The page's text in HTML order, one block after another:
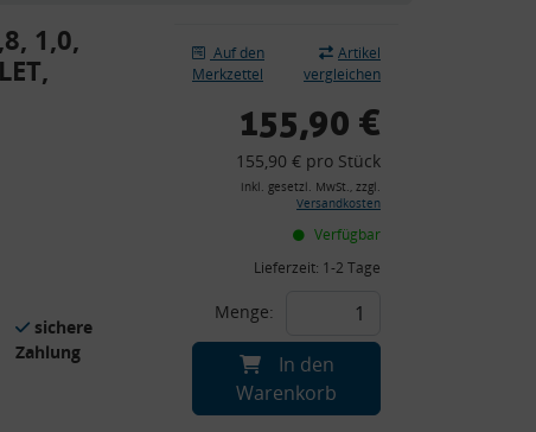
1,0,
sichere
Zahlung
Auf den
Merkzettel
Artikel
vergleichen
155,90 €
155,90 € pro Stück
inkl. gesetzl. MwSt., zzgl.
Versandkosten
Verfügbar
Lieferzeit: 1-2 Tage
Menge:
In den
Warenkorb